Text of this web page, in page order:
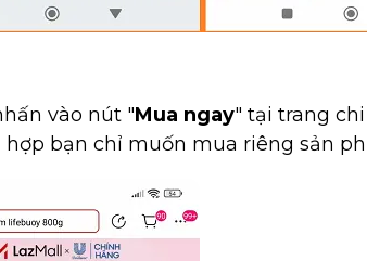
vào nút "Mua ngay" tại trang
bạn chỉ muốn mua riêng sản